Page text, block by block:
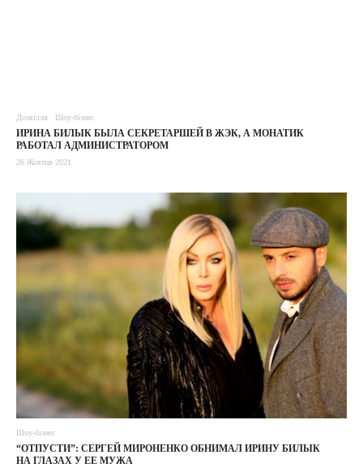
Дозвілля Шоу-бізнес
ИРИНА БИЛЫК БЫЛА СЕКРЕТАРШЕЙ В ЖЭК, А МОНАТИК
РАБОТАЛ АДМИНИСТРАТОРОМ
26 Жовтня 2021
Шоу-бізнес
“ОТПУСТИ”: СЕРГЕЙ МИРОНЕНКО ОБНИМАЛ ИРИНУ БИЛЫК
НА ГЛАЗАХ У ЕЕ МУЖА